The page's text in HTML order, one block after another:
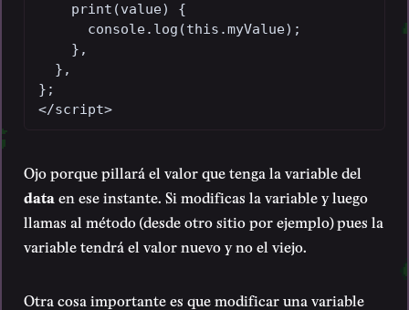
    print(value) {
      console.log(this.myValue);
    },
  },
};
</script>
Ojo porque pillará el valor que tenga la variable del
data en ese instante. Si modificas la variable y luego
llamas al método (desde otro sitio por ejemplo) pues la
variable tendrá el valor nuevo y no el viejo.
Otra cosa importante es que modificar una variable